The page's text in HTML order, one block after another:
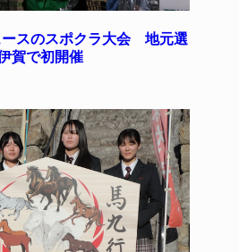
ースのスポクラ大会 地元選
賀で初開催